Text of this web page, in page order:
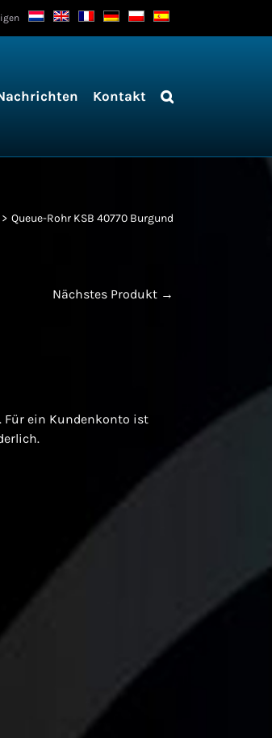
Kontakt
Queue-Rohr KSB 40770 Burgund
Nächstes Produkt →
Für ein Kundenkonto ist